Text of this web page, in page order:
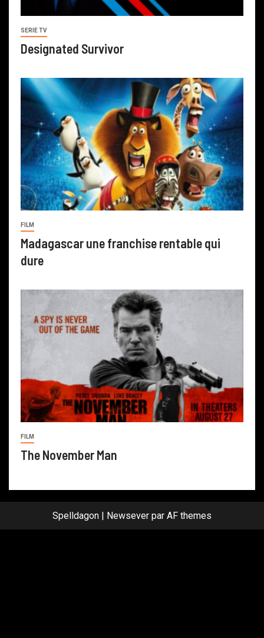
SERIE TV
Designated Survivor
FILM
Madagascar une franchise rentable qui
dure
FILM
The November Man
Spelldagon Newsever par AF themes